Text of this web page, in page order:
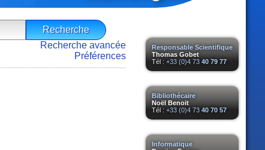
Responsable Scientifique
Thomas Gobet
Tél : +33 (0)4 73 40 79 77
Bibliothécaire
Noël Benoit
Tél : +33 (0)4 73 40 70 57
Informatique
Recherche avancée
Préférences